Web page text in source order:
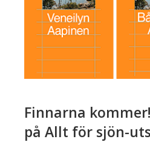
Finnarna
på Allt för sjön-